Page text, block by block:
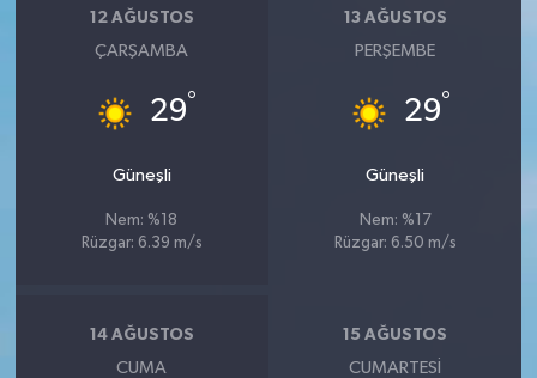
12 AĞUSTOS
ÇARŞAMBA
29°
Güneşli
Nem: %18
Rüzgar: 6.39 m/s
13 AĞUSTOS
PERŞEMBE
29°
Güneşli
Nem: %17
Rüzgar: 6.50 m/s
14 AĞUSTOS
CUMA
15 AĞUSTOS
CUMARTESI